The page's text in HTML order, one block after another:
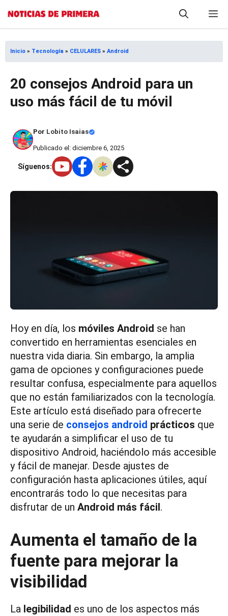
Saltar
contenido
Inicio » Tecnología » CELULARES » Android
20 consejos Android para un
uso más fácil de tu móvil
Por Lobito Isaias
Publicado el: diciembre 6, 2025
Síguenos:
Hoy en día, los móviles Android se han
convertido en herramientas esenciales en
nuestra vida diaria. Sin embargo, la amplia
gama de opciones y configuraciones puede
resultar confusa, especialmente para aquellos
que no están familiarizados con la tecnología.
Este artículo está diseñado para ofrecerte
una serie de consejos android prácticos que
te ayudarán a simplificar el uso de tu
dispositivo Android, haciéndolo más accesible
y fácil de manejar. Desde ajustes de
configuración hasta aplicaciones útiles, aquí
encontrarás todo lo que necesitas para
disfrutar de un Android más fácil.
Aumenta el tamaño de la
fuente para mejorar la
visibilidad
La legibilidad es uno de los aspectos más